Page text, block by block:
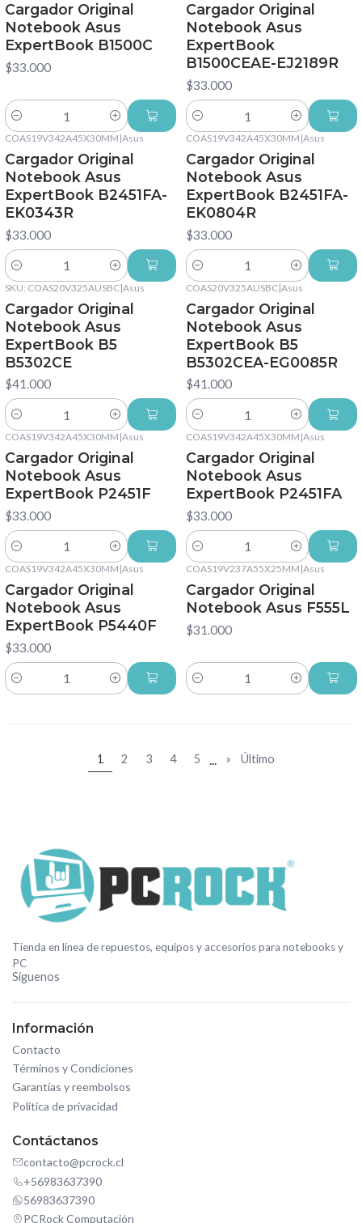
Cargador Original
Notebook Asus
ExpertBook B1500C
$33.000
Cantidad
Cargador Original
Notebook Asus
ExpertBook
B1500CEAE-EJ2189R
$33.000
Cantidad
COAS19V342A45X30MM |Asus
Cargador Original
Notebook Asus
ExpertBook B2451FA-
EK0343R
$33.000
Cantidad
COAS19V342A45X30MM |Asus
Cargador Original
Notebook Asus
ExpertBook B2451FA-
EK0804R
$33.000
Cantidad
SKU: COAS20V325AUSBC|Asus
Cargador Original
Notebook Asus
ExpertBook B5
B5302CE
$41.000
Cantidad
COAS20V325AUSBC|Asus
Cargador Original
Notebook Asus
ExpertBook B5
B5302CEA-EG0085R
$41.000
Cantidad
COAS19V342A45X30MM |Asus
Cargador Original
Notebook Asus
ExpertBook P2451F
$33.000
Cantidad
COAS19V342A45X30MM |Asus
Cargador Original
Notebook Asus
ExpertBook P2451FA
$33.000
Cantidad
COAS19V342A45X30MM |Asus
Cargador Original
Notebook Asus
ExpertBook P5440F
$33.000
Cantidad
COAS19V237A55X25MM |Asus
Cargador Original
Notebook Asus F555L
$31.000
Cantidad
1 2 3 4 5 » Último
Tienda en línea de repuestos, equipos y accesorios para notebooks y
PC
Síguenos
Información
Contacto
Términos y Condiciones
Garantías y reembolsos
Política de privacidad
Contáctanos
contacto@pcrock.cl
+56983637390
56983637390
PCRock Computación